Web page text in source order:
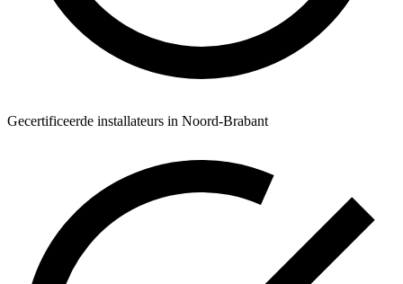
Gecertificeerde installateurs in Noord-Brabant